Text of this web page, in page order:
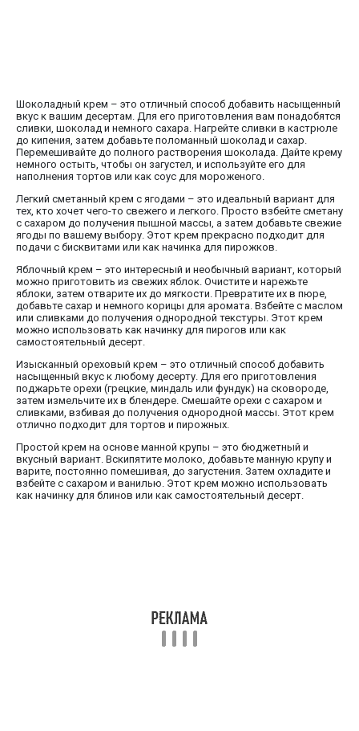
Шоколадный крем – это отличный способ добавить насыщенный
вкус к вашим десертам. Для его приготовления вам понадобятся
сливки, шоколад и немного сахара. Нагрейте сливки в кастрюле
до кипения, затем добавьте поломанный шоколад и сахар.
Перемешивайте до полного растворения шоколада. Дайте крему
немного остыть, чтобы он загустел, и используйте его для
наполнения тортов или как соус для мороженого.
Легкий сметанный крем с ягодами – это идеальный вариант для
тех, кто хочет чего-то свежего и легкого. Просто взбейте сметану
с сахаром до получения пышной массы, а затем добавьте свежие
ягоды по вашему выбору. Этот крем прекрасно подходит для
подачи с бисквитами или как начинка для пирожков.
Яблочный крем – это интересный и необычный вариант, который
можно приготовить из свежих яблок. Очистите и нарежьте
яблоки, затем отварите их до мягкости. Превратите их в пюре,
добавьте сахар и немного корицы для аромата. Взбейте с маслом
или сливками до получения однородной текстуры. Этот крем
можно использовать как начинку для пирогов или как
самостоятельный десерт.
Изысканный ореховый крем – это отличный способ добавить
насыщенный вкус к любому десерту. Для его приготовления
поджарьте орехи (грецкие, миндаль или фундук) на сковороде,
затем измельчите их в блендере. Смешайте орехи с сахаром и
сливками, взбивая до получения однородной массы. Этот крем
отлично подходит для тортов и пирожных.
Простой крем на основе манной крупы – это бюджетный и
вкусный вариант. Вскипятите молоко, добавьте манную крупу и
варите, постоянно помешивая, до загустения. Затем охладите и
взбейте с сахаром и ванилью. Этот крем можно использовать
как начинку для блинов или как самостоятельный десерт.